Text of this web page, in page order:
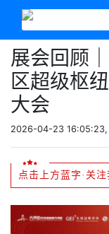
展会回顾
区超级枢
大会
2026-04-23 16:05:23,
点击上方蓝字·关注